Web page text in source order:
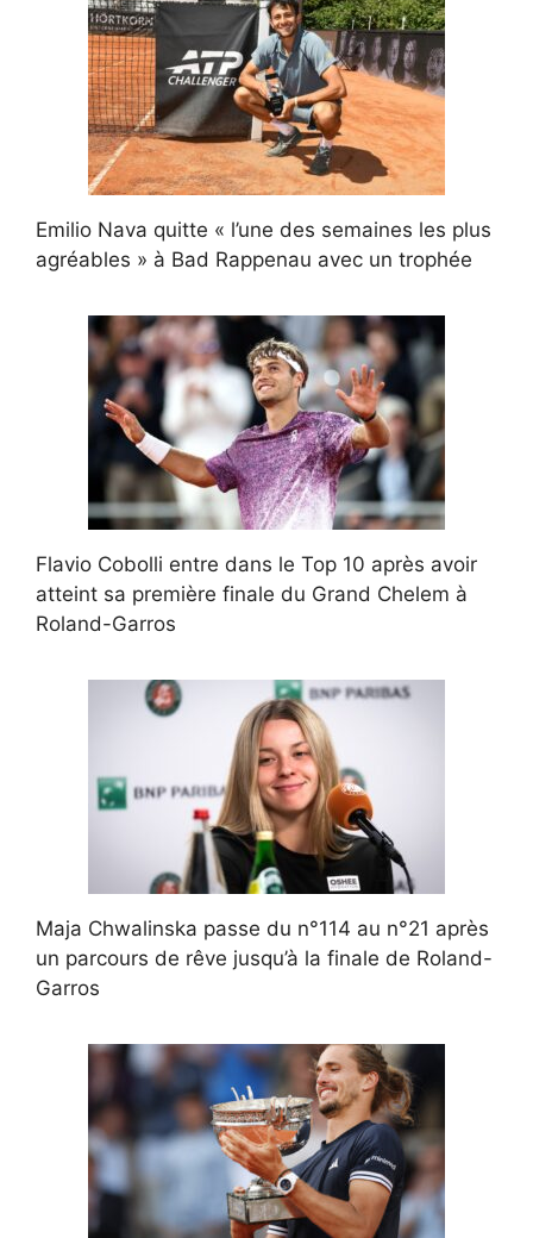
Emilio Nava quitte « l’une des semaines les plus
agréables » à Bad Rappenau avec un trophée
Flavio Cobolli entre dans le Top 10 après avoir
atteint sa première finale du Grand Chelem à
Roland-Garros
Maja Chwalinska passe du n°114 au n°21 après
un parcours de rêve jusqu’à la finale de Roland-
Garros